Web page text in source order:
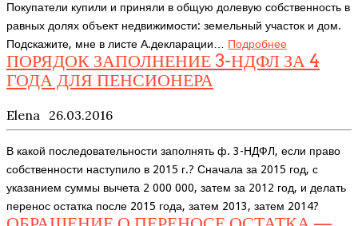
Покупатели купили и приняли в общую долевую собственность в
равных долях объект недвижимости: земельный участок и дом.
Подскажите, мне в листе А.декларации… Подробнее
ПОРЯДОК ЗАПОЛНЕНИЕ 3-НДФЛ ЗА 4
ГОДА ДЛЯ ПЕНСИОНЕРА
Elena 26.03.2016
В какой последовательности заполнять ф. 3-НДФЛ, если право
собственности наступило в 2015 г.? Сначала за 2015 год, с
указанием суммы вычета 2 000 000, затем за 2012 год, и делать
перенос остатка после 2015 года, затем 2013, затем 2014?